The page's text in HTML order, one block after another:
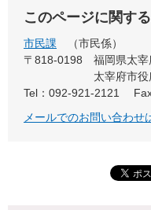
このページに関す
市民課
市民係
〒818-0198
福岡県太
太宰府市
Tel：092-921-2121
メールでのお問い合わせ